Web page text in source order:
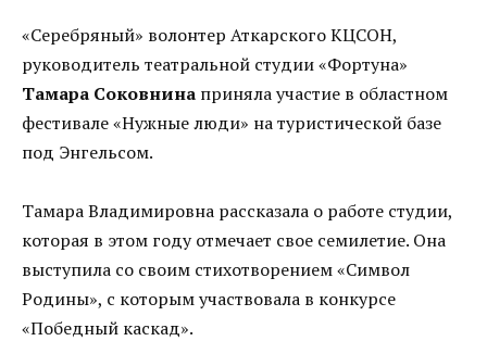
«Серебряный» волонтер Аткарского КЦСОН,
руководитель театральной студии «Фортуна»
Тамара Соковнина приняла участие в областном
фестивале «Нужные люди» на туристической базе
под Энгельсом.
Тамара Владимировна рассказала о работе студии,
которая в этом году отмечает свое семилетие. Она
выступила со своим стихотворением «Символ
Родины», с которым участвовала в конкурсе
«Победный каскад».